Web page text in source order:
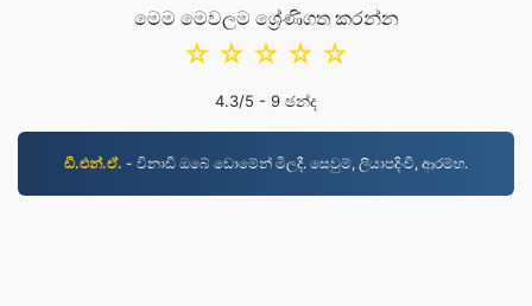
මෙම මෙවලම ශ්‍රේණිගත කරන්න
☆
☆
☆
☆
☆
4.3/5 - 9 ඡන්ද
ඩී.එන්.ඒ. - විනාඩි ඔබේ ඩොමේන් මිලදී. සෙවුම්, ලියාපදිංචි, ආරම්භ.